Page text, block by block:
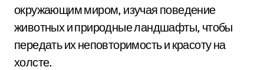
окружающим миром, изучая поведение
животных и природные ландшафты, чтобы
передать их неповторимость и красоту на
холсте.